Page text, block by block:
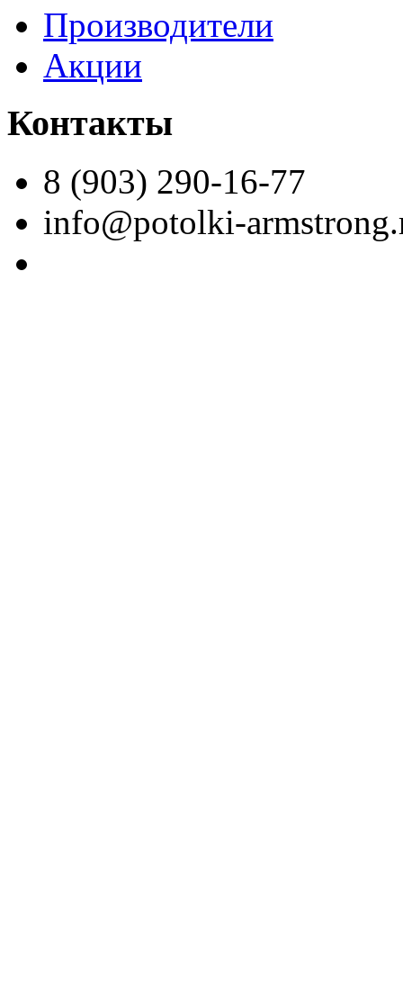
Производители
Акции
Контакты
8 (903) 290-16-77
info@potolki-